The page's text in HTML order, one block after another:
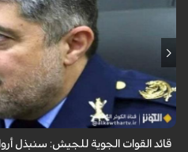
قال قائد القوات الجوية للجيش الايراني
الجوية للجيش ستبذل الأرواح دفاعًا عن
قائد القوات الجوية للجيش: سنبذل